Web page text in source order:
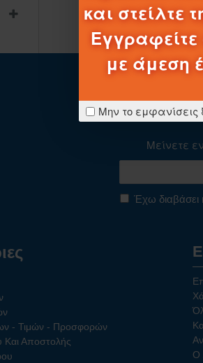
και
με άμεση
Μην το
Μείνετε
Έχω διαβάσει
- Τιμών - Προσφορών
Και Αποστολής
Ο